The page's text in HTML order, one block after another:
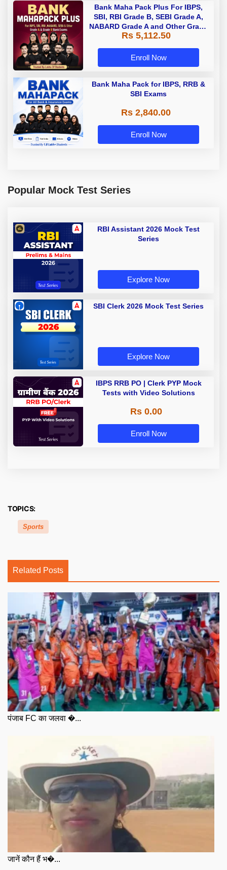
Bank Maha Pack Plus For IBPS,
SBI, RBI Grade B, SEBI Grade A,
NABARD Grade A and Other Grade
A & Grade B Bank Exams
Rs 5,112.50
Enroll Now
Bank Maha Pack for IBPS, RRB &
SBI Exams
Rs 2,840.00
Enroll Now
Popular Mock Test Series
RBI Assistant 2026 Mock Test
Series
Explore Now
SBI Clerk 2026 Mock Test Series
Explore Now
IBPS RRB PO | Clerk PYP Mock
Tests with Video Solutions
Rs 0.00
Enroll Now
TOPICS:
Sports
Related Posts
पंजाब FC का जलवा �...
जानें कौन हैं भ�...